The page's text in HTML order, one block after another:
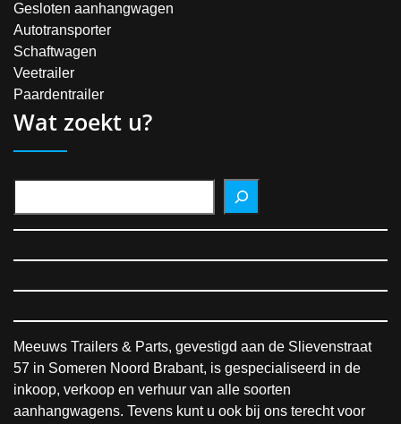
Gesloten aanhangwagen
Autotransporter
Schaftwagen
Veetrailer
Paardentrailer
Wat zoekt u?
Meeuws Trailers & Parts, gevestigd aan de Slievenstraat
57 in Someren Noord Brabant, is gespecialiseerd in de
inkoop, verkoop en verhuur van alle soorten
aanhangwagens. Tevens kunt u ook bij ons terecht voor